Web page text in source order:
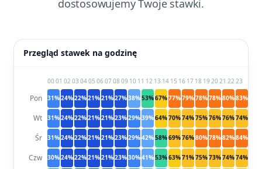
dostosowujemy Twoje stawki.
Przegląd stawek na godzinę
00 01 02 03 0405 06 07 08 09 10 11 12 13 14 15 16 17 18 19 20 21 22 23
Pon 31%24%22%21%21%27%38%53%67%77%79%78%78%80%83%
Wt 31%24%22%21%21%23%29%39%64%70%74%75%76%76%74%
Śr 31%24%22%21%21%23%29%42%58%69%76%80%78%82%84%
Czw 30%24%22%21%21%23%30%41%53%63%71%75%73%74%74%